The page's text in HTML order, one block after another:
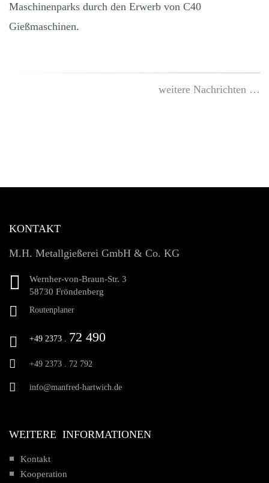
Maschinenparks durch den Erwerb von C40
Gießmaschinen.
weitere Nachrichten …
KONTAKT
M.H. Metallgießerei GmbH & Co. KG
Wernher-von-Braun-Str. 3
58730 Fröndenberg
Routenplaner
+49 2373 . 72 490
+49 2373 . 72 792
info@manfred-hartwich.de
WEITERE INFORMATIONEN
Kontakt
Kooperation